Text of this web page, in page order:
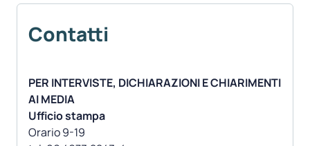
Contatti
PER INTERVISTE, DICHIARAZIONI E CHIARIMENTI
AI MEDIA
Ufficio stampa
Orario 9-19